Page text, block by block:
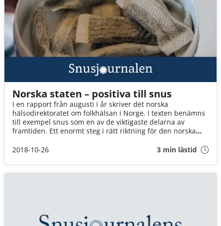
Norska staten – positiva till snus
I en rapport från augusti i år skriver det norska
hälsodirektoratet om folkhälsan i Norge. I texten benämns
till exempel snus som en av de viktigaste delarna av
framtiden. Ett enormt steg i rätt riktning för den norska
2018-10-26
3 min lästid